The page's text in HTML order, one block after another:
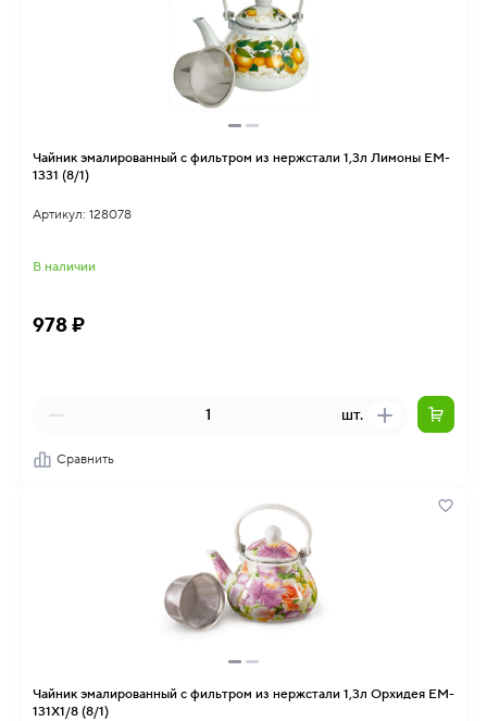
Чайник эмалированный с фильтром из нержстали 1,3л Лимоны EM-
1331 (8/1)
Артикул: 128078
В наличии
978 ₽
шт.
Сравнить
Чайник эмалированный с фильтром из нержстали 1,3л Орхидея EM-
131X1/8 (8/1)